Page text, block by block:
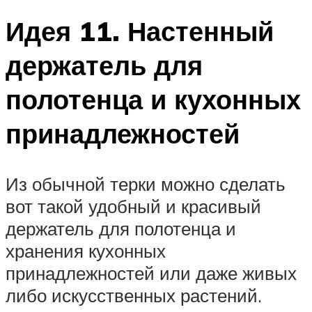
Идея 11. Настенный
держатель для
полотенца и кухонных
принадлежностей
Из обычной терки можно сделать
вот такой удобный и красивый
держатель для полотенца и
хранения кухонных
принадлежностей или даже живых
либо искусственных растений.